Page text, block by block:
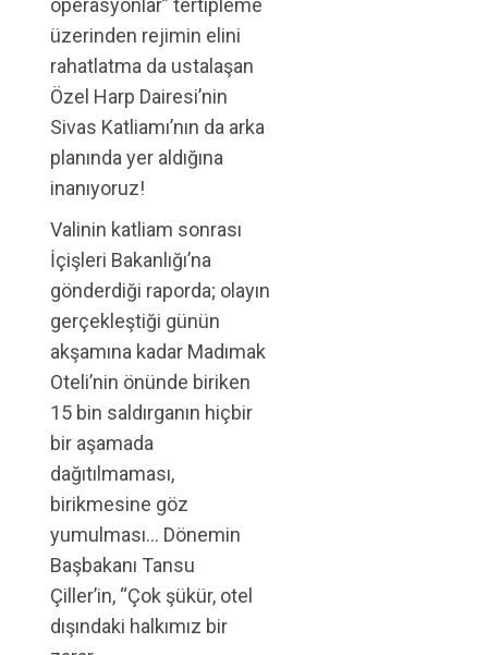
operasyonlar” tertipleme
üzerinden rejimin elini
rahatlatma da ustalaşan
Özel Harp Dairesi’nin
Sivas Katliamı’nın da arka
planında yer aldığına
inanıyoruz!
Valinin katliam sonrası
İçişleri Bakanlığı’na
gönderdiği raporda; olayın
gerçekleştiği günün
akşamına kadar Madımak
Oteli’nin önünde biriken
15 bin saldırganın hiçbir
bir aşamada
dağıtılmaması,
birikmesine göz
yumulması… Dönemin
Başbakanı Tansu
Çiller’in, “Çok şükür, otel
dışındaki halkımız bir